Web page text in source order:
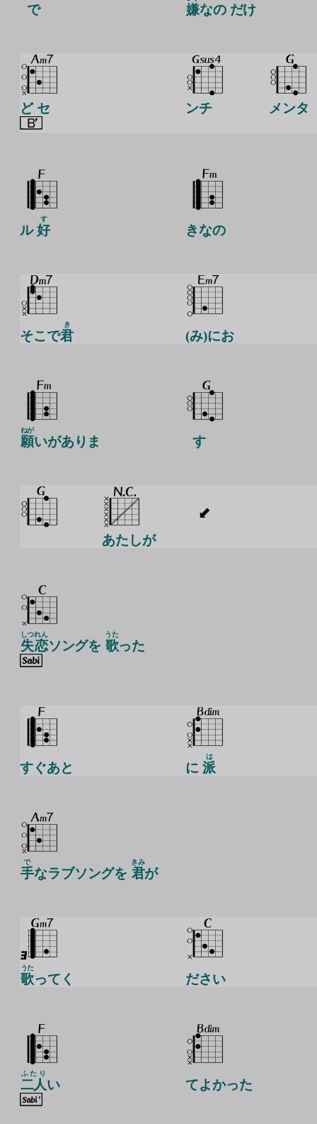
で 嫌なの だけ
ど セ ンチ メンタ
ル好
す
きなの
そこで君
き
(み)にお
願
ねが
いがありま す
あたしが
失
しつ
恋
れん
ソングを 歌
うた
った
すぐあと に派
は
手
で
なラブソングを 君
きみ
が
歌
うた
ってく ださい
二人
ふたり
い てよかった